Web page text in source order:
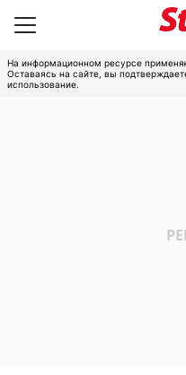
На информационном ресурсе
Оставаясь на сайте, вы
использование.